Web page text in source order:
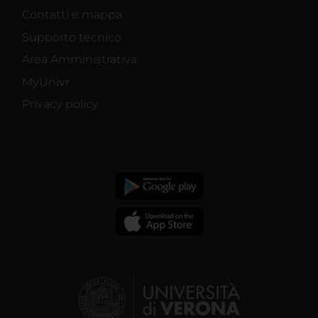
Contatti e mappa
Supporto tecnico
Area Amministrativa
MyUnivr
Privacy policy